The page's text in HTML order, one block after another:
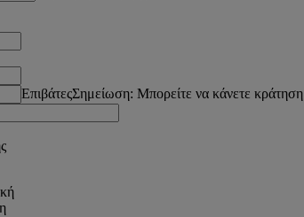
ΕπιβάτεςΣημείωση: Μπορείτε να κάνετε κράτηση